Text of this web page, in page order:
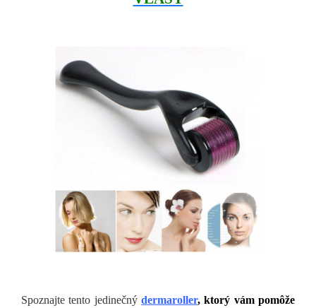
Spoznajte tento jedinečný dermaroller, ktorý vám pomôže